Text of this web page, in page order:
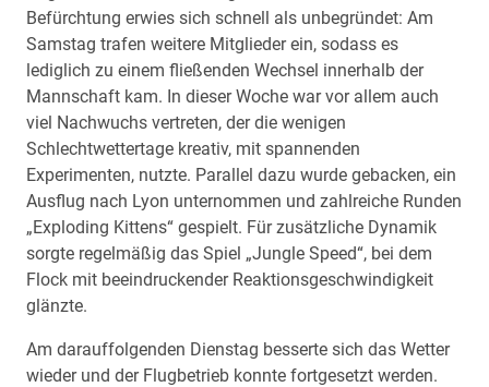
Befürchtung erwies sich schnell als unbegründet: Am
Samstag trafen weitere Mitglieder ein, sodass es
lediglich zu einem fließenden Wechsel innerhalb der
Mannschaft kam. In dieser Woche war vor allem auch
viel Nachwuchs vertreten, der die wenigen
Schlechtwettertage kreativ, mit spannenden
Experimenten, nutzte. Parallel dazu wurde gebacken, ein
Ausflug nach Lyon unternommen und zahlreiche Runden
„Exploding Kittens“ gespielt. Für zusätzliche Dynamik
sorgte regelmäßig das Spiel „Jungle Speed“, bei dem
Flock mit beeindruckender Reaktionsgeschwindigkeit
glänzte.
Am darauffolgenden Dienstag besserte sich das Wetter
wieder und der Flugbetrieb konnte fortgesetzt werden.